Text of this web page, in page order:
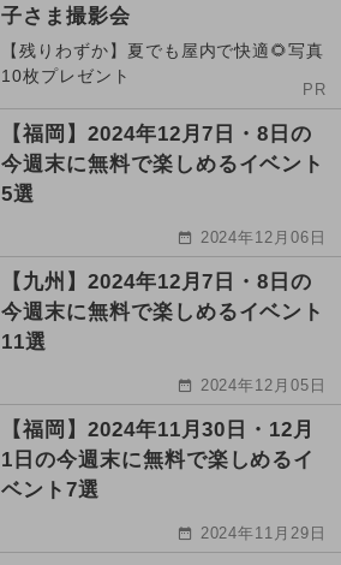
子さま撮影会
【残りわずか】夏でも屋内で快適🌻写真
10枚プレゼント
PR
【福岡】2024年12月7日・8日の
今週末に無料で楽しめるイベント
5選
2024年12月06日
【九州】2024年12月7日・8日の
今週末に無料で楽しめるイベント
11選
2024年12月05日
【福岡】2024年11月30日・12月
1日の今週末に無料で楽しめるイ
ベント7選
2024年11月29日